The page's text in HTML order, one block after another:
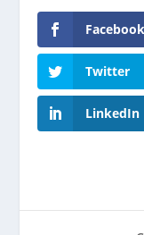
Facebook
Twitter
LinkedIn